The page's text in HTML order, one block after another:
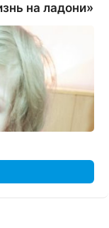
на ладони»